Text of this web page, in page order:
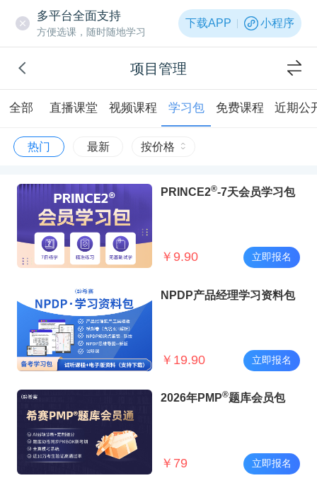
多平台全面支持
方便选课，随时随地学习
下载APP 小程序
项目管理
全部 直播课堂 视频课程 学习包 免费课程 近期公
热门 最新 按价格
PRINCE2®-7天会员学习包
￥ 9.90 立即报名
NPDP产品经理学习资料包
￥ 19.90 立即报名
2026年PMP®题库会员包
￥ 79 立即报名